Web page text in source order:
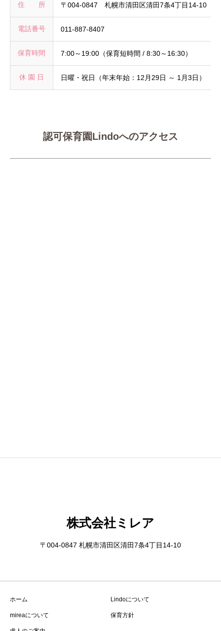
住 所 〒004-0847 札幌市清田区清田7条4丁目14-10
電話番号 011-887-8407
保育時間 7:00～19:00（保育短時間 / 8:30～16:30）
休 園 日 日曜・祝日（年末年始：12月29日 ～ 1月3日）
認可保育園Lindoへのアクセス
株式会社ミレア
〒004-0847 札幌市清田区清田7条4丁目14-10
ホーム Lindoについて
mireaについて 保育方針